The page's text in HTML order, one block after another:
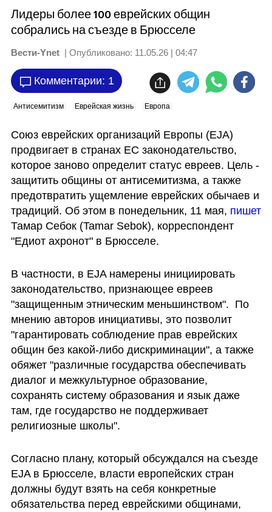
Лидеры более 100 еврейских общин
собрались на съезде в Брюсселе
Вести-Ynet | Опубликовано: 11.05.26 | 04:47
Комментарии: 1
Антисемитизм Еврейская жизнь Европа
Союз еврейских организаций Европы (EJA)
продвигает в странах ЕС законодательство,
которое заново определит статус евреев. Цель -
защитить общины от антисемитизма, а также
предотвратить ущемление еврейских обычаев и
традиций. Об этом в понедельник, 11 мая,
пишет
Тамар Себок (Tamar Sebok), корреспондент
"Едиот ахронот" в Брюсселе.
В частности, в EJA намерены инициировать
законодательство, признающее евреев
"защищенным этническим меньшинством".  По
мнению авторов инициативы, это позволит
"гарантировать соблюдение прав еврейских
общин без какой-либо дискриминации", а также
обяжет "различные государства обеспечивать
диалог и межкультурное образование,
сохранять систему образования и язык даже
там, где государство не поддерживает
религиозные школы".
Согласно плану, который обсуждался на съезде
EJA в Брюсселе, власти европейских стран
должны будут взять на себя конкретные
обязательства перед еврейскими общинами,